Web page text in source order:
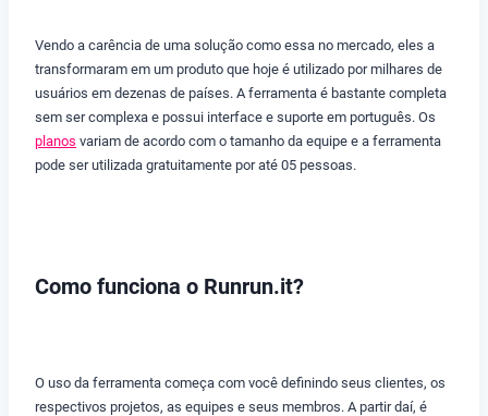
Vendo a carência de uma solução como essa no mercado, eles a
transformaram em um produto que hoje é utilizado por milhares de
usuários em dezenas de países. A ferramenta é bastante completa
sem ser complexa e possui interface e suporte em português. Os
planos variam de acordo com o tamanho da equipe e a ferramenta
pode ser utilizada gratuitamente por até 05 pessoas.
Como funciona o Runrun.it?
O uso da ferramenta começa com você definindo seus clientes, os
respectivos projetos, as equipes e seus membros. A partir daí, é